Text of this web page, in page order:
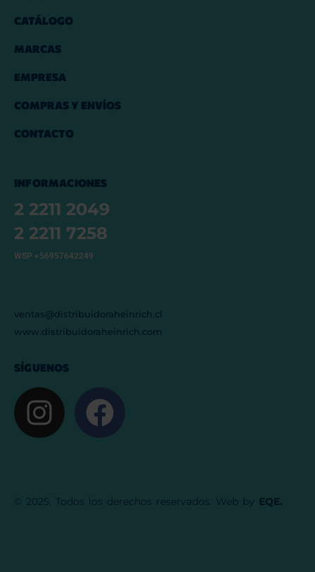
CATÁLOGO
MARCAS
EMPRESA
COMPRAS Y ENVÍOS
CONTACTO
INFORMACIONES
2 2211 2049
2 2211 7258
WSP +56957642249
ventas@distribuidoraheinrich.cl
www.distribuidoraheinrich.com
SÍGUENOS
© 2025. Todos los derechos reservados. Web by EQE.